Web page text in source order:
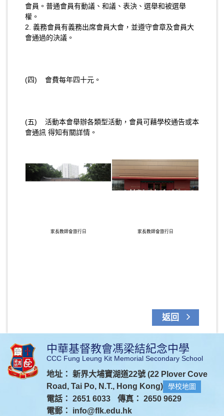
會員。普通會員有動議、和議、表決、選舉和被選舉
權。
2. 義務會員有義務出席會員大會，並遵守會章及會員大
會通過的決議。
(四) 會費每年四十元。
(五) 活動本會舉辦各類型活動，會員可藉學校通告或本
會通訊 得知有關詳情。
家長教師會旅行日 家長教師會旅行日
返回
中華基督教會馮梁結紀念中學
CCC Fung Leung Kit Memorial Secondary School
地址： 新界大埔寶湖道22號 (22 Plover Cove
Road, Tai Po, N.T., Hong Kong)
學校地圖
電話： 2651 6033
傳真： 2650 9629
電郵： info@flk.edu.hk